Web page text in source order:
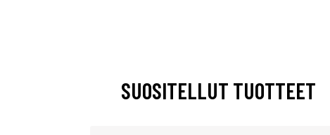
SUOSITELLUT TUOTTEET